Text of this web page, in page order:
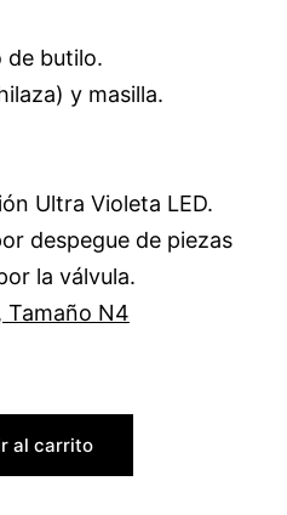
de butilo.
y masilla.
Ultra Violeta LED.
despegue de piezas
la válvula.
Tamaño N4
al carrito